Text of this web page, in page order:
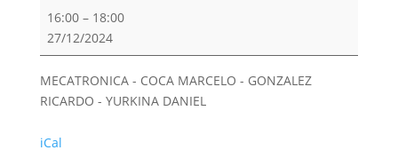
mesa
EET1
16:00 – 18:00
27/12/2024
MECATRONICA - COCA MARCELO - GONZALEZ
RICARDO - YURKINA DANIEL
iCal